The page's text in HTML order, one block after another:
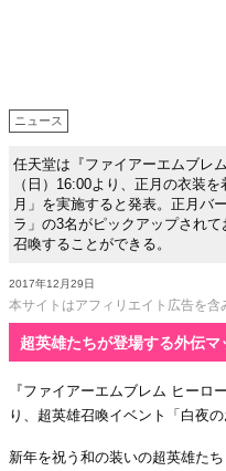
ニュース
任天堂は『ファイアーエムブレ
（日）16:00より、正月の衣装
月」を実施すると発表。正月バ
ラ」の3名がピックアップされ
召喚することができる。
2017年12月29日
本サイトはアフィリエイト広告を含
超英雄たちが登場する外伝マ
『ファイアーエムブレム ヒーロ
り、超英雄召喚イベント「白夜の
新年を祝う和の装いの超英雄た